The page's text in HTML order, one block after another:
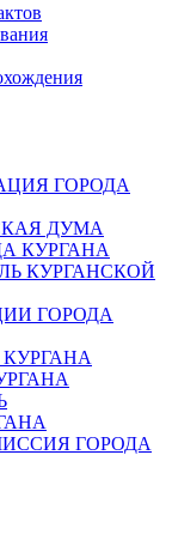
ГОРОДА
ДУМА
КУРГАНА
КУРГАНСКОЙ
ГОРОДА
ГОРОДА